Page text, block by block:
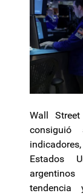
Wall
Estados
tendencia